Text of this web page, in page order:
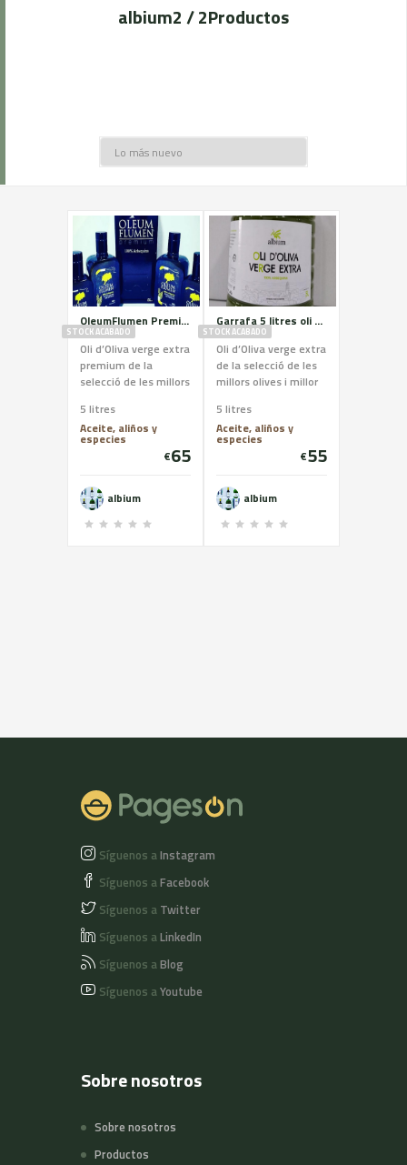
albium2 / 2Productos
STOCK ACABADO
OleumFlumen Premium 5l OOVE
Oli d’Oliva verge extra
premium de la
selecció de les millors
les nostres finques.
Format 5 litres en
Bag in box i 500 i 250
5 litres
Aceite, aliños y
especies
€65
albium
STOCK ACABADO
Garrafa 5 litres oli albium (OOVE)
Oli d’Oliva verge extra
de la selecció de les
millors olives i millor
finques. Format 5
litres
5 litres
Aceite, aliños y
especies
€55
albium
Síguenos aInstagram
Síguenos aFacebook
Síguenos a Twitter
Síguenos aLinkedIn
Síguenos aBlog
Síguenos aYoutube
Sobre nosotros
Sobre nosotros
Productos